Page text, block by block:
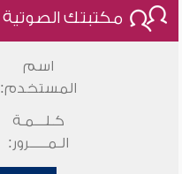
مكتبتك الصوتية
اسم
المستخدم:
كـلـــمـة
الـمـــــرور: